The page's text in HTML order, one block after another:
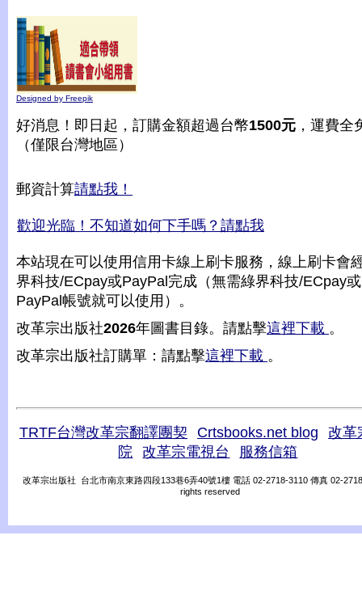
Designed by Freepik
好消息！即日起，訂購金額超過台幣1500元 ，運費全
（僅限台灣地區）
郵資計算請點我！
歡迎光臨！不知道如何下手嗎？請點我
本站現在可以使用信用卡線上刷卡服務，線上刷卡會
界科技/ECpay或PayPal完成（無需綠界科技/ECpay或
PayPal帳號就可以使用）。
改革宗出版社2026年圖書目錄。請點擊這裡下載 。
改革宗出版社訂購單：請點擊這裡下載 。
TRTF台灣改革宗翻譯團契 Crtsbooks.net blog
改革
院
改革宗電視台 服務信箱
改革宗出版社 台北市南京東路四段133巷6弄40號1樓 電話 02-2718-3110 傳真 02-
rights reserved